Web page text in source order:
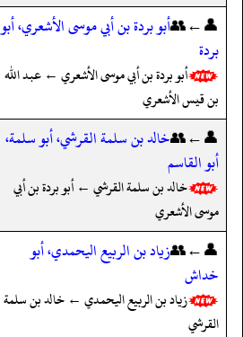
👤←👥أبو بردة بن أبي موسى الأشعري، أبو
بردة
أبو بردة بن أبي موسى الأشعري ← عبد الله
بن قيس الأشعري
👤←👥خالد بن سلمة القرشي، أبو سلمة،
أبو القاسم
خالد بن سلمة القرشي ← أبو بردة بن أبي
موسى الأشعري
👤←👥زياد بن الربيع اليحمدي، أبو
خداش
زياد بن الربيع اليحمدي ← خالد بن سلمة
القرشي